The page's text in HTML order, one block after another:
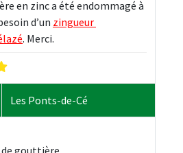
en zinc a été endommagé à
d’un zingueur
. Merci.
Les Ponts-de-Cé